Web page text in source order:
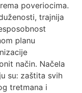
poveriocima.
trajnija
planu
način. Načela
su: zaštita svih
tretmana i